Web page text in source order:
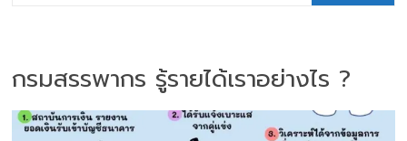
กรมสรรพากร รู้รายได้เราอย่างไร ?